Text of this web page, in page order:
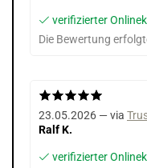
verifizierter
Die Bewertung
23.05.2026 — via
Ralf K.
verifizierter